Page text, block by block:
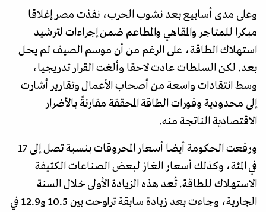
وعلى مدى أسابيع بعد نشوب الحرب، نفذت مصر إغلاقا
مبكرا للمتاجر والمقاهي والمطاعم ضمن إجراءات لترشيد
استهلاك الطاقة، على الرغم من أن موسم الصيف لم يحل
بعد. لكن السلطات عادت لاحقا وألغت القرار تدريجيا،
وسط انتقادات واسعة من أصحاب الأعمال وتقارير أشارت
إلى محدودية وفورات الطاقة المحققة مقارنةً بالأضرار
الاقتصادية الناتجة منه.
ورفعت الحكومة أيضا أسعار المحروقات بنسبة تصل إلى 17
في المئة، وكذلك أسعار الغاز لبعض الصناعات الكثيفة
الاستهلاك للطاقة. تُعد هذه الزيادة الأولى خلال السنة
الجارية، وجاءت بعد زيادة سابقة تراوحت بين 10.5 و12.9 في